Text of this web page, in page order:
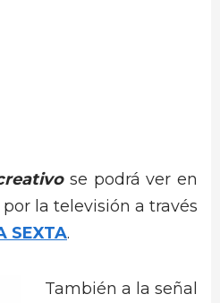
se podrá ver en
la televisión a través
SEXTA.
También a la señal